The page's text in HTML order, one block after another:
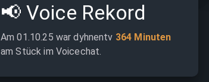
📢 Voice Rekord
Am 01.10.25 war dyhnentv 364 Minuten
am Stück im Voicechat.